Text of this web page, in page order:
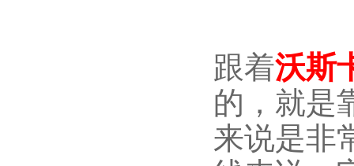
跟着沃斯
的，就是
来说是非